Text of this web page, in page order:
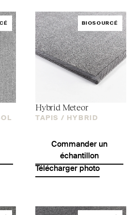
BIOSOURCÉ
Hybrid Meteor
TAPIS / HYBRID
Commander un
échantillon
Télécharger photo